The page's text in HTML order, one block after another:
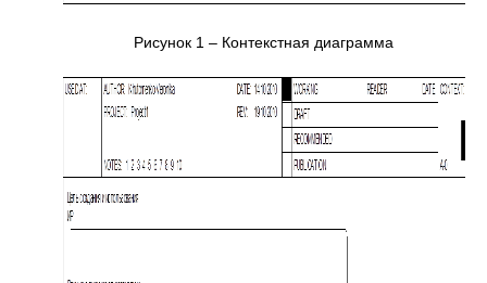
Рисунок 1 – Контекстная диаграмма